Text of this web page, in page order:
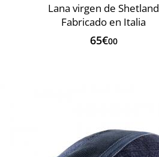
Lana virgen de Shetland
Fabricado en Italia
65€00